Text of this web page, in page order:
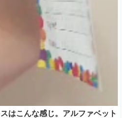
はこんな感じ。アルファベット